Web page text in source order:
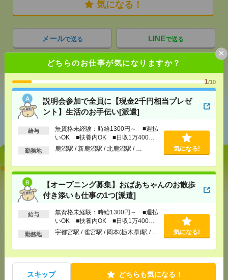
どちらのお仕事が気になりますか？
1/10
説明会参加で全員に【現金2千円相当プレゼ
ント】生活のお手伝い[派遣]
給与
無資格未経験：時給1300円～ ■週払
いOK ■扶養内OK ■日収1万400円
以上
勤務地 鹿沼駅 / 新鹿沼駅 / 北鹿沼駅 / … 気になる!
【オープニング募集】おばあちゃんのお散歩
付き添いも仕事の1つ[派遣]
給与
無資格未経験：時給1300円～ ■週払
いOK ■扶養内OK ■日収1万400円
以上
勤務地 宇都宮駅 / 雀宮駅 / 岡本(栃木県)駅 / … 気になる!
スキップ どちらも気になる！
×
気になる！
メールで送る LINEで送る
シェア ツイート ブックマーク
あなたの閲覧履歴からの
説明会参加で全員に【現金2千円相当プレゼント】生
活のお手伝い[派遣]
[給 与]
無資格未経験：時給1300円～ ■週払い
OK ■扶養内OK ■日収1万400円以上
[交通費]交通費全額支給（ガソリン代もOK！）
鹿沼駅/ 新鹿沼駅 / 北鹿沼駅 /…
気になる！
【オープニング募集】おばあちゃんのお散歩付き添
いも仕事の1つ[派遣]